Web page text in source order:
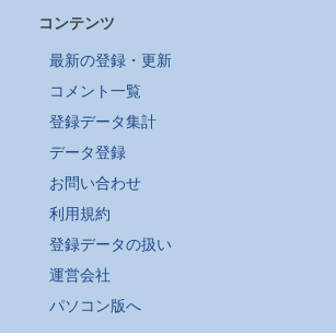
コンテンツ
最新の登録・更新
コメント一覧
登録データ集計
データ登録
お問い合わせ
利用規約
登録データの扱い
運営会社
パソコン版へ